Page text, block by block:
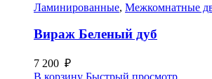
Ламинированные, Межкомнатные
Вираж Беленый дуб
7 200 ₽
В корзину Быстрый просмотр